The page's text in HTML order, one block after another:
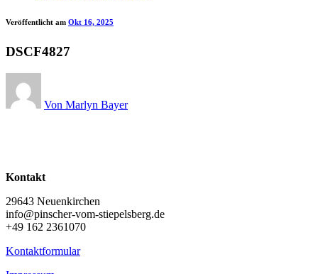
Veröffentlicht am Okt 16, 2025
DSCF4827
Von Marlyn Bayer
Kontakt
29643 Neuenkirchen
info@pinscher-vom-stiepelsberg.de
+49 162 2361070
Kontaktformular